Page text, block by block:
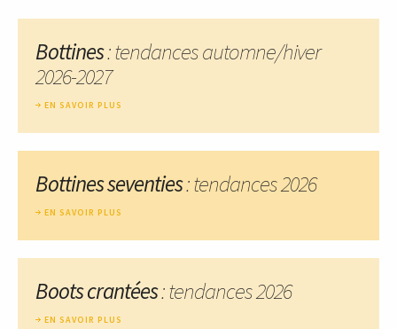
Bottines: tendances automne/hiver
2026-2027
EN SAVOIR PLUS
Bottines seventies: tendances 2026
EN SAVOIR PLUS
Boots crantées: tendances 2026
EN SAVOIR PLUS